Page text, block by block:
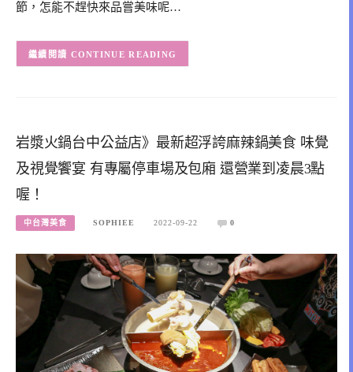
節，怎能不趕快來品嘗美味呢…
CONTINUE READING
岩漿火鍋台中公益店》最新超浮誇麻辣鍋美食 味覺
及視覺饗宴 有專屬停車場及包廂 還營業到凌晨3點
喔！
中台灣美食 SOPHIEE 2022-09-22 0